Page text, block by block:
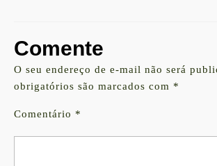
Comente
O seu endereço de e-mail não será
obrigatórios são marcados com *
Comentário *